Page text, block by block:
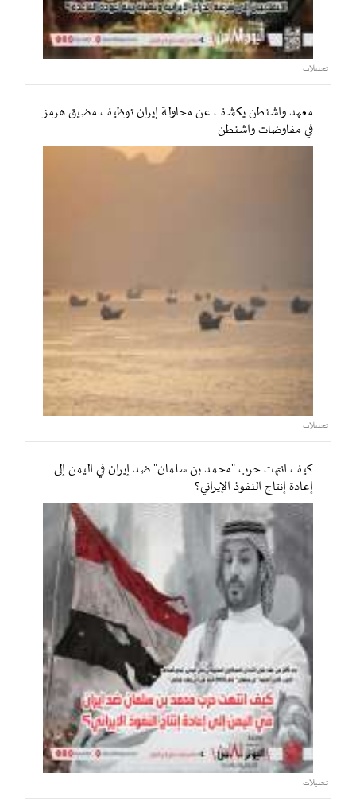
تحليلات
معهد واشنطن يكشف عن محاولة إيران توظيف مضيق هرمز
في مفاوضات واشنطن
تحليلات
كيف انتهت حرب "محمد بن سلمان" ضد إيران في اليمن إلى
إعادة إنتاج النفوذ الإيراني؟
تحليلات